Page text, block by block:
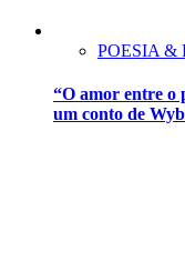
POESIA &
“O amor entre o
um conto de